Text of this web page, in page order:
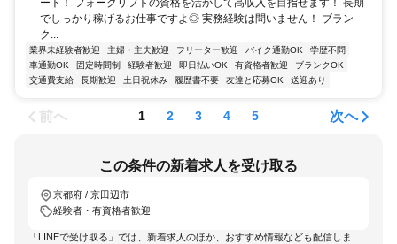
でしっかり稼げるお仕事ですよ◎ 実務経験は問いません！ ブラン
ク...
業界未経験者歓迎 主婦・主夫歓迎 フリーター歓迎 バイク通勤OK
学歴不問
車通勤OK
固定時間制 経験者歓迎 即日払いOK 有資格者歓迎
ブランクOK
交通費支給
長期歓迎 土日祝休み 履歴書不要 友達と応募OK 送迎あり
前へ 1 2 3 4 5 次へ
この条件の新着求人を受け取る
京都府 / 京田辺市
経験者・有資格者歓迎
「LINEで受け取る」では、新着求人のほか、おすすめ情報なども配信しま